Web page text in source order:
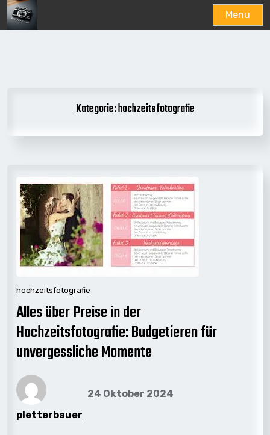
Menu
Kategorie:hochzeitsfotografie
hochzeitsfotografie
Alles über Preise in der
Hochzeitsfotografie: Budgetieren für
unvergessliche Momente
pletterbauer
24 Oktober 2024